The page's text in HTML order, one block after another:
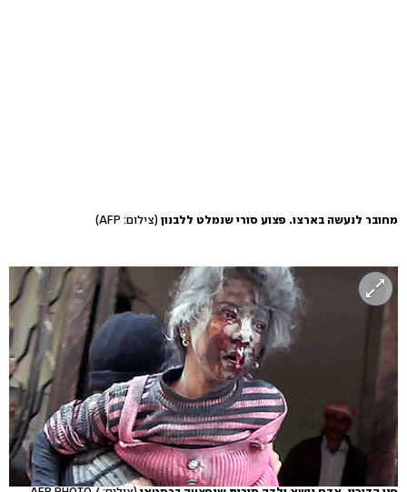
מחובר לנעשה בארצו. פצוע סורי שנמלט ללבנון (צילום: AFP)